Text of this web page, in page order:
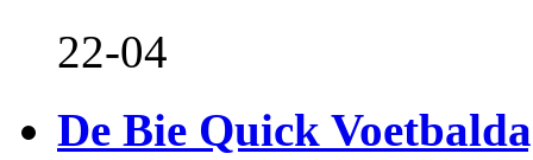
22-04
De Bie Quick